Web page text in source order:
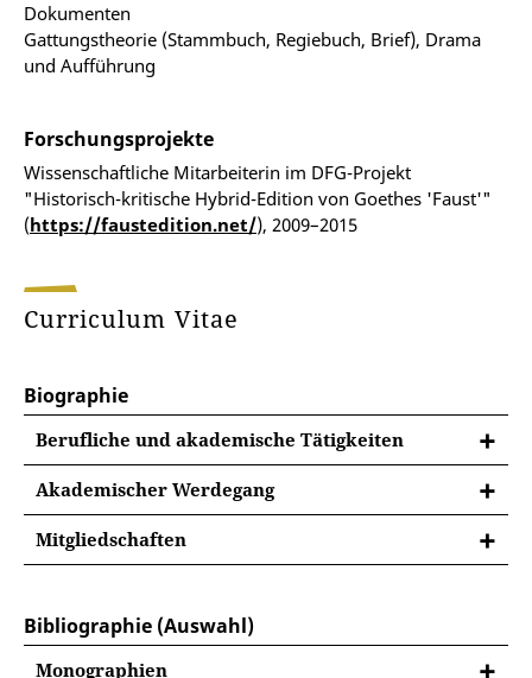
Dokumenten
Gattungstheorie (Stammbuch, Regiebuch, Brief), Drama
und Aufführung
Forschungsprojekte
Wissenschaftliche Mitarbeiterin im DFG-Projekt
"Historisch-kritische Hybrid-Edition von Goethes 'Faust'"
(https://faustedition.net/), 2009–2015
Curriculum Vitae
Biographie
Berufliche und akademische Tätigkeiten
Akademischer Werdegang
2012 Promotion an der Universität Leipzig zum
Thema "Das Stammbuch im Kontext der Sächsischen
2001–2002Auslandsstudienjahr an der Sorbonne
Nouvelle (Paris III)
Mitgliedschaften
Bibliographie (Auswahl)
Monographien